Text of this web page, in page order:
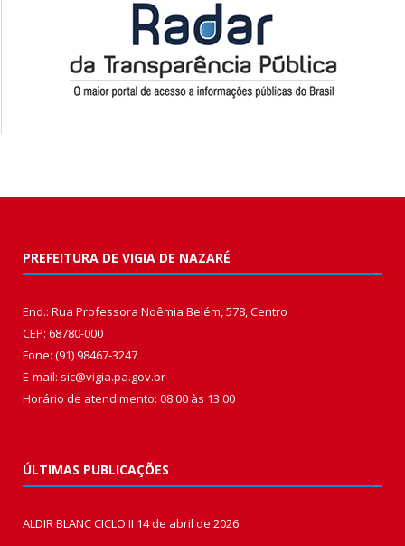
PREFEITURA DE VIGIA DE NAZARÉ
End.: Rua Professora Noêmia Belém, 578, Centro
CEP: 68780-000
Fone: (91) 98467-3247
E-mail: sic@vigia.pa.gov.br
Horário de atendimento: 08:00 às 13:00
ÚLTIMAS PUBLICAÇÕES
ALDIR BLANC CICLO II 14 de abril de 2026